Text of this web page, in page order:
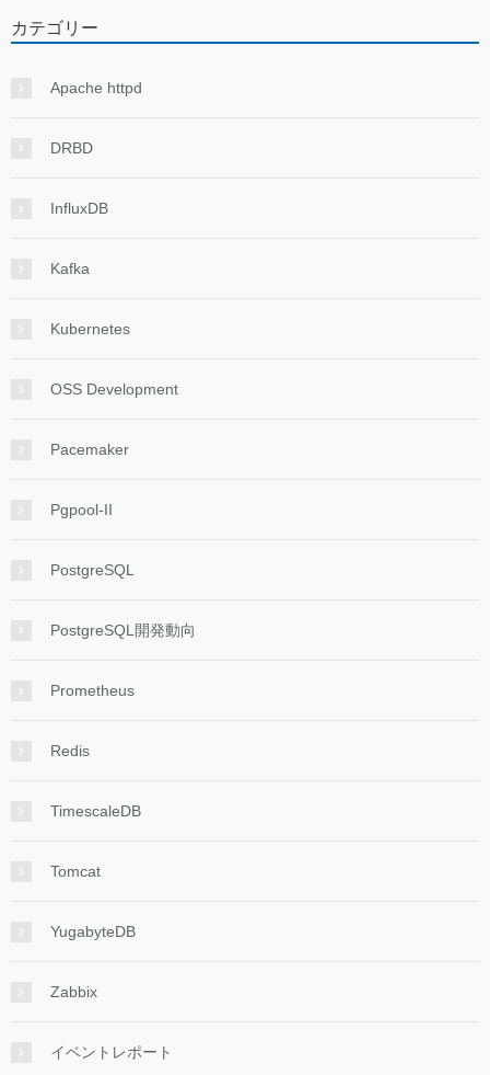
カテゴリー
Apache httpd
DRBD
InfluxDB
Kafka
Kubernetes
OSS Development
Pacemaker
Pgpool-II
PostgreSQL
PostgreSQL開発動向
Prometheus
Redis
TimescaleDB
Tomcat
YugabyteDB
Zabbix
イベントレポート